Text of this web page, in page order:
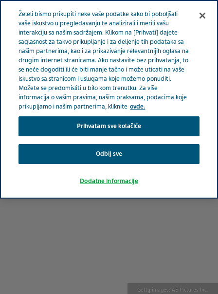
SRBIJA
Serbia Terapeutske oblasti
Suportivna onkologija
Karcinom dojke – šta možemo učiniti za svoje zdravlje?
Karcinom dojke – šta
možemo učiniti za svoje
Getty images: AE Pictures Inc.
Želeli bismo prikupiti neke vaše podatke kako bi poboljšali
vaše iskustvo u pregledavanju te analizirali i merili vašu
interakciju sa našim sadržajem. Klikom na [Prihvati] dajete
saglasnost za takvo prikupljanje i za deljenje tih podataka sa
našim partnerima, kao i za prikazivanje relevantnijih oglasa na
drugim internet stranicama. Ako nastavite bez prihvatanja, to
se neće dogoditi ili će biti manje tačno i može uticati na vaše
iskustvo sa stranicom i uslugama koje možemo ponuditi.
Možete se predomisliti u bilo kom trenutku. Za više
informacija o vašim pravima, našim praksama, podacima koje
prikupljamo i našim partnerima, kliknite ovde.
Prihvatam sve kolačiće
Odbij sve
Dodatne informacije